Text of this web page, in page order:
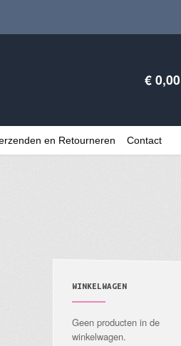
€ 0,00
en Retourneren Contact
WINKELWAGEN
Geen producten in de
winkelwagen.